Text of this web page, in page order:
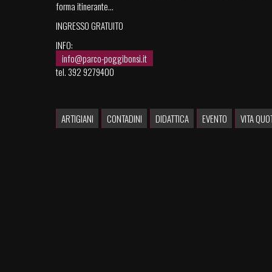
forma itinerante…
INGRESSO GRATUITO
INFO:
info@parco-poggibonsi.it
tel. 392 9279400
ARTIGIANI CONTADINI DIDATTICA EVENTO VITA